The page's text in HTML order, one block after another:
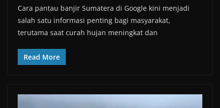
Cara pantau banjir Sumatera di Google kini menjadi
salah satu informasi penting bagi masyarakat,
terutama saat curah hujan meningkat dan
Read More